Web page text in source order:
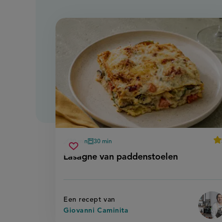
Lasagne van paddenstoelen
voorbereidingstijd
30 min
oventijd
30 min
Een recept van
Giovanni Caminita
Sla
recept
lasagne
van